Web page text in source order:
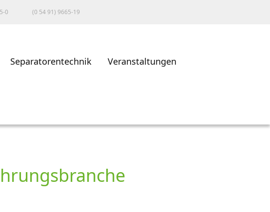
0 (0 54 91) 9665-19
Separatorentechnik Veranstaltungen